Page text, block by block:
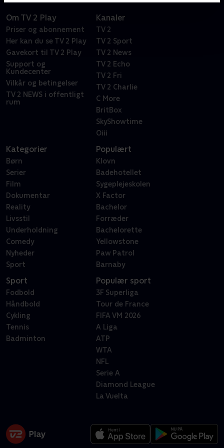
Om TV 2 Play
Priser og abonnement
Her kan du se TV 2 Play
Gavekort til TV 2 Play
Support og
Kundecenter
Vilkår og betingelser
TV 2 NEWS i offentligt
rum
Kanaler
TV 2
TV 2 Sport
TV 2 News
TV 2 Echo
TV 2 Fri
TV 2 Charlie
C More
BritBox
SkyShowtime
Oiii
Kategorier
Børn
Serier
Film
Dokumentar
Reality
Livsstil
Underholdning
Comedy
Nyheder
Sport
Populært
Klovn
Badehotellet
Sygeplejeskolen
X Factor
Bachelor
Forræder
Bachelorette
Yellowstone
Paw Patrol
Barnaby
Sport
Fodbold
Håndbold
Cykling
Tennis
Badminton
Populær sport
3F Superliga
Tour de France
FIFA VM 2026
A Liga
ATP
WTA
NFL
Serie A
Diamond League
La Vuelta